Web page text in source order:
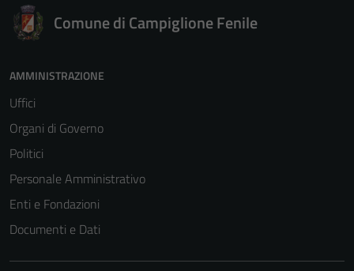
Comune di Campiglione Fenile
AMMINISTRAZIONE
Uffici
Organi di Governo
Politici
Personale Amministrativo
Enti e Fondazioni
Documenti e Dati